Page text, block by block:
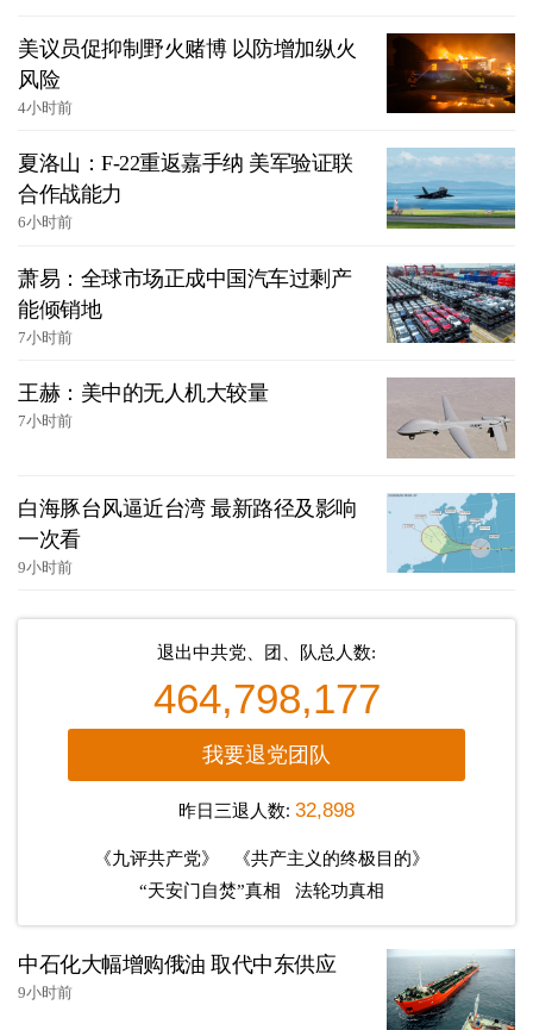
美议员促抑制野火赌博 以防增加纵火
风险
4小时前
夏洛山：F-22重返嘉手纳 美军验证联
合作战能力
6小时前
萧易：全球市场正成中国汽车过剩产
能倾销地
7小时前
王赫：美中的无人机大较量
7小时前
白海豚台风逼近台湾 最新路径及影响
一次看
9小时前
退出中共党、团、队总人数:
464,798,177
我要退党团队
昨日三退人数: 32,898
《九评共产党》
《共产主义的终极目的》
“天安门自焚”真相
法轮功真相
中石化大幅增购俄油 取代中东供应
9小时前